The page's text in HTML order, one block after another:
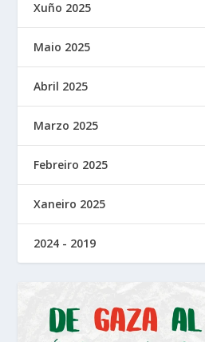
Xuño 2025
Maio 2025
Abril 2025
Marzo 2025
Febreiro 2025
Xaneiro 2025
2024 - 2019